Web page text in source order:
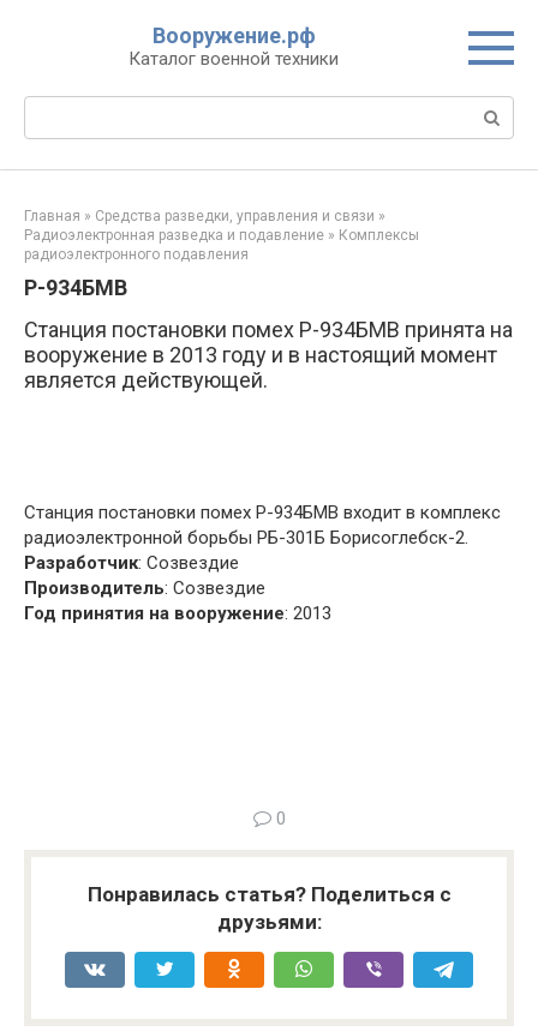
Вооружение.рф
Каталог военной техники
Поиск:
Главная » Средства разведки, управления и связи »
Радиоэлектронная разведка и подавление » Комплексы
радиоэлектронного подавления
Р-934БМВ
Станция постановки помех Р-934БМВ принята на
вооружение в 2013 году и в настоящий момент
является действующей.
Станция постановки помех Р-934БМВ входит в комплекс
радиоэлектронной борьбы РБ-301Б Борисоглебск-2.
Разработчик: Созвездие
Производитель: Созвездие
Год принятия на вооружение: 2013
0
Понравилась статья? Поделиться с
друзьями: